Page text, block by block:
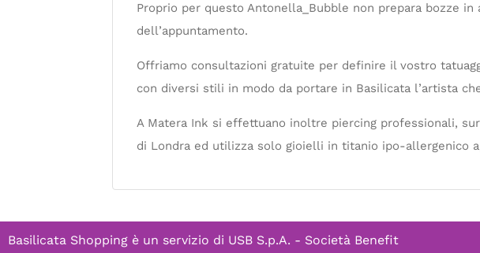
Proprio per questo Antonella_Bubble non prepara bozze
dell’appuntamento.
Offriamo consultazioni gratuite per definire il vostro
con diversi stili in modo da portare in Basilicata l’artista
A Matera Ink si effettuano inoltre piercing professionali,
di Londra ed utilizza solo gioielli in titanio ipo-allergenico
Basilicata Shopping è un servizio di USB S.p.A. - Società Benefit